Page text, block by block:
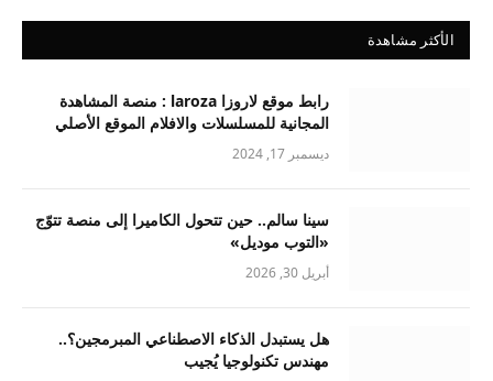
الأكثر مشاهدة
رابط موقع لاروزا laroza : منصة المشاهدة
المجانية للمسلسلات والافلام الموقع الأصلي
ديسمبر 17, 2024
سينا سالم.. حين تتحول الكاميرا إلى منصة تتوّج
«التوب موديل»
أبريل 30, 2026
هل يستبدل الذكاء الاصطناعي المبرمجين؟..
مهندس تكنولوجيا يُجيب